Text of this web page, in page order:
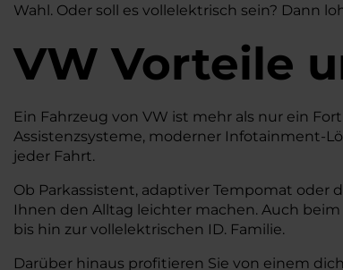
Wahl. Oder soll es vollelektrisch sein? Dann
VW Vorteile
Ein Fahrzeug von VW ist mehr als nur ein
Assistenzsysteme, moderner Infotainment-
jeder Fahrt.
Ob Parkassistent, adaptiver Tempomat
Ihnen den Alltag leichter machen. Auch
bis hin zur vollelektrischen ID. Familie.
Darüber hinaus profitieren Sie von einem